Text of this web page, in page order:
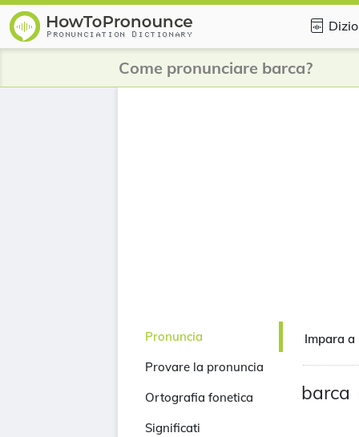
Come pronunciare barca?
Pronuncia
Provare la pronuncia
Ortografia fonetica
Significati
Impara
barca